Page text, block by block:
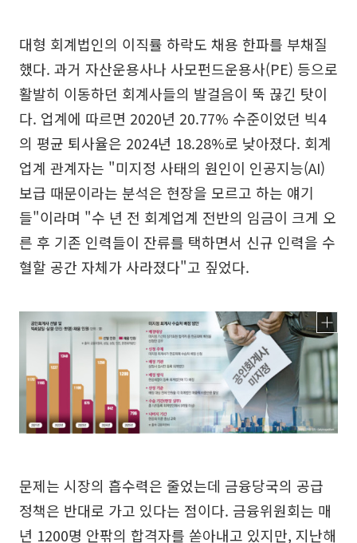
대형 회계법인의 이직률 하락도 채용 한파를 부채질
했다. 과거 자산운용사나 사모펀드운용사(PE) 등으로
활발히 이동하던 회계사들의 발걸음이 뚝 끊긴 탓이
다. 업계에 따르면 2020년 20.77% 수준이었던 빅4
의 평균 퇴사율은 2024년 18.28%로 낮아졌다. 회계
업계 관계자는 "미지정 사태의 원인이 인공지능(AI)
보급 때문이라는 분석은 현장을 모르고 하는 얘기
들"이라며 "수 년 전 회계업계 전반의 임금이 크게 오
른 후 기존 인력들이 잔류를 택하면서 신규 인력을 수
혈할 공간 자체가 사라졌다"고 짚었다.
문제는 시장의 흡수력은 줄었는데 금융당국의 공급
정책은 반대로 가고 있다는 점이다. 금융위원회는 매
년 1200명 안팎의 합격자를 쏟아내고 있지만, 지난해